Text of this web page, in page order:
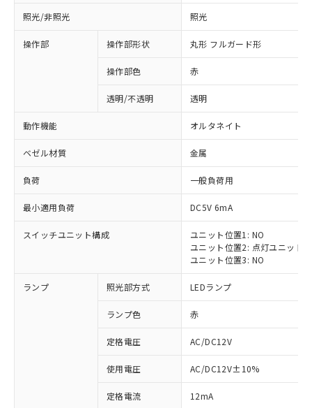
照光/非照光 照光
操作部 操作部形状 丸形 フルガード形
操作部色 赤
透明/不透明 透明
動作機能 オルタネイト
ベゼル材質 金属
負荷 一般負荷用
最小適用負荷 DC5V 6mA
スイッチユニット構成
ユニット位置1: NO
ユニット位置2: 点灯ユニット
ユニット位置3: NO
ランプ 照光部方式 LEDランプ
ランプ色 赤
定格電圧 AC/DC12V
使用電圧 AC/DC12V±10%
定格電流 12mA
※1 対応状況
対応済み：EU RoHS指令（10物質）の